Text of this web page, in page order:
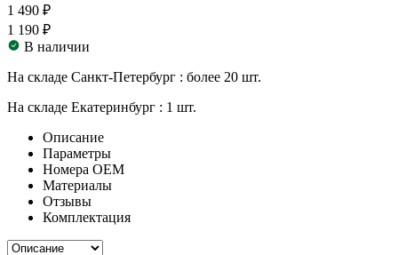
1 490 ₽
1 190 ₽
В наличии
На складе Санкт-Петербург : более 20 шт.
На складе Екатеринбург : 1 шт.
Описание
Параметры
Номера ОЕМ
Материалы
Отзывы
Комплектация